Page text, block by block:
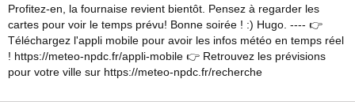
Profitez-en, la fournaise revient bientôt. Pensez à regarder les
cartes pour voir le temps prévu! Bonne soirée ! :) Hugo. ---- 👉
Téléchargez l'appli mobile pour avoir les infos météo en temps réel
! https://meteo-npdc.fr/appli-mobile 👉 Retrouvez les prévisions
pour votre ville sur https://meteo-npdc.fr/recherche